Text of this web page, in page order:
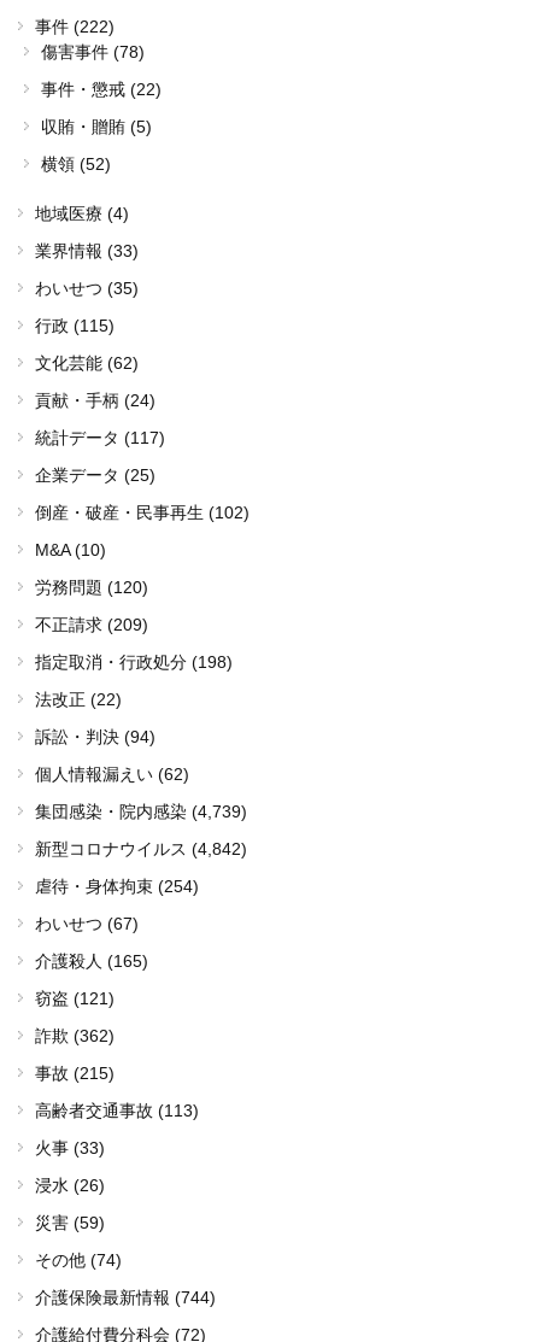
事件 (222)
傷害事件 (78)
事件・懲戒 (22)
収賄・贈賄 (5)
横領 (52)
地域医療 (4)
業界情報 (33)
わいせつ (35)
行政 (115)
文化芸能 (62)
貢献・手柄 (24)
統計データ (117)
企業データ (25)
倒産・破産・民事再生 (102)
M&A (10)
労務問題 (120)
不正請求 (209)
指定取消・行政処分 (198)
法改正 (22)
訴訟・判決 (94)
個人情報漏えい (62)
集団感染・院内感染 (4,739)
新型コロナウイルス (4,842)
虐待・身体拘束 (254)
わいせつ (67)
介護殺人 (165)
窃盗 (121)
詐欺 (362)
事故 (215)
高齢者交通事故 (113)
火事 (33)
浸水 (26)
災害 (59)
その他 (74)
介護保険最新情報 (744)
介護給付費分科会 (72)